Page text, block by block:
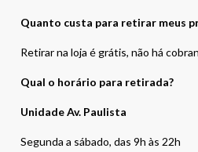
Quanto custa para retirar meus
Retirar na loja é grátis, não há
Qual o horário para retirada?
Unidade Av. Paulista
Segunda a sábado, das 9h às 22h